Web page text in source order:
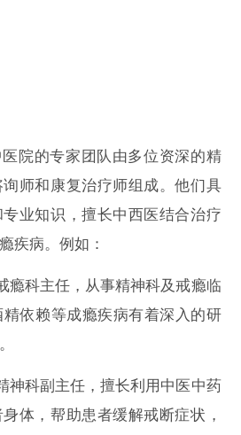
院的专家团队由多位资深的精
师和康复治疗师组成。他们具
业知识，擅长中西医结合治疗
疾病。例如：
瘾科主任，从事精神科及戒瘾临
依赖等成瘾疾病有着深入的研
神科副主任，擅长利用中医中药
体，帮助患者缓解戒断症状，